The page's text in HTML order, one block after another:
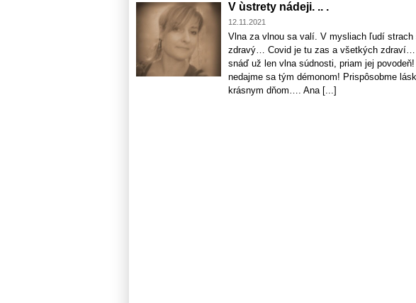
V ùstrety nádeji. .. .
12.11.2021
Vlna za vlnou sa valí. V mysliach ľudí
zdravý… Covid je tu zas a všetkých
snáď už len vlna súdnosti, priam jej
nedajme sa tým démonom! Prispôsobme
krásnym dňom…. Ana [...]